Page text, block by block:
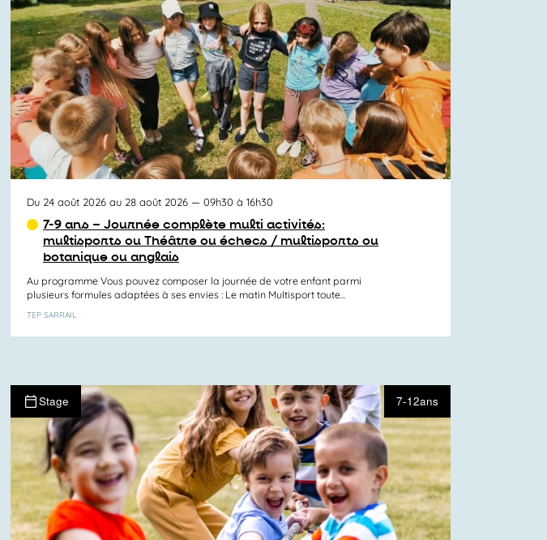
Du 24 août 2026 au 28 août 2026— 09h30 à 16h30
7-9 ans – Journée complète multi activités:
multisports ou Théâtre ou échecs / multisports ou
botanique ou anglais
Au programme Vous pouvez composer la journée de votre enfant parmi
plusieurs formules adaptées à ses envies : Le matin Multisport toute...
TEP SARRAIL
Stage 7-12ans